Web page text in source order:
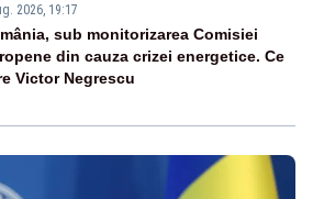
2026, 19:17
sub monitorizarea Comisiei
din cauza crizei energetice. Ce
Victor Negrescu